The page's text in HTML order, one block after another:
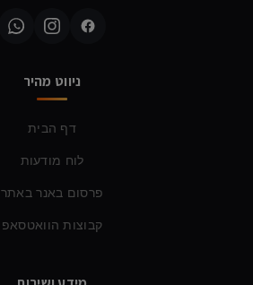
ניווט מהיר
דף הבית
לוח מודעות
פרסום באנר באתר
קבוצות הוואטסאפ